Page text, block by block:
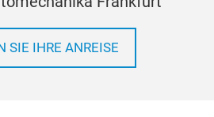
SIE IHRE ANREISE